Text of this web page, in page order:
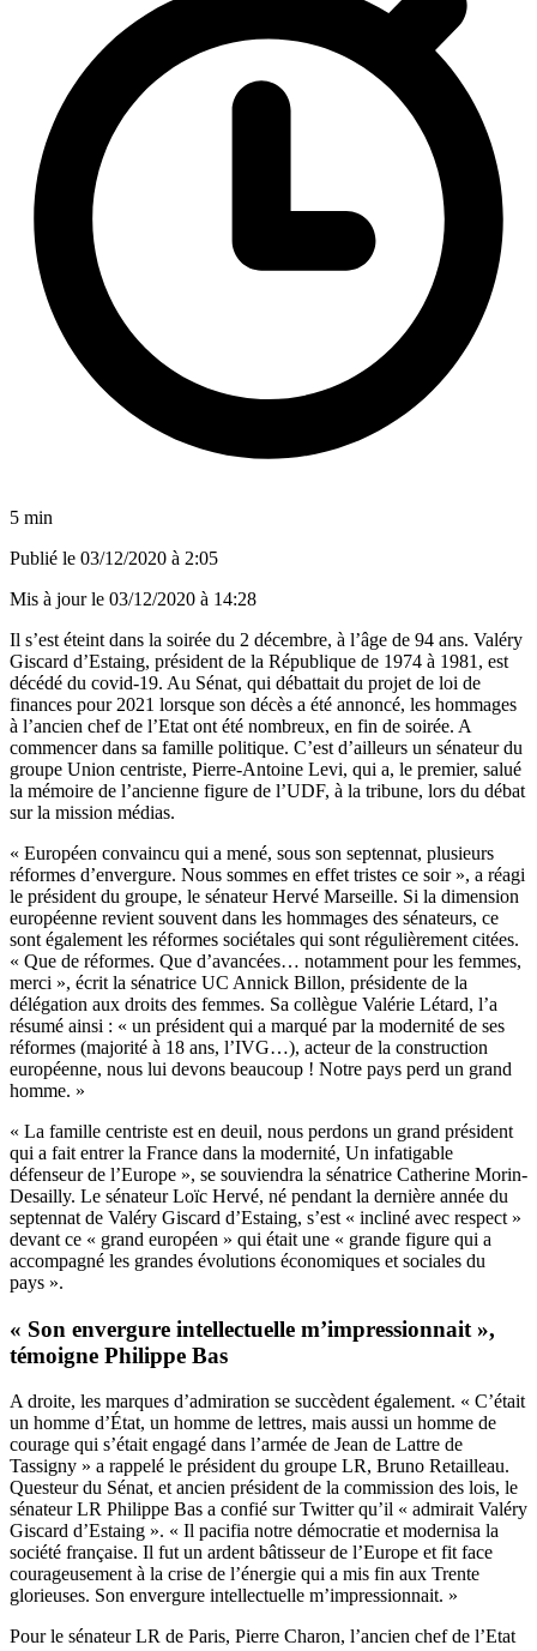
5 min
Publié le 03/12/2020 à 2:05
Mis à jour le 03/12/2020 à 14:28
Il s’est éteint dans la soirée du 2 décembre, à l’âge de 94 ans. Valéry
Giscard d’Estaing, président de la République de 1974 à 1981, est
décédé du covid-19. Au Sénat, qui débattait du projet de loi de
finances pour 2021 lorsque son décès a été annoncé, les hommages
à l’ancien chef de l’Etat ont été nombreux, en fin de soirée. A
commencer dans sa famille politique. C’est d’ailleurs un sénateur du
groupe Union centriste, Pierre-Antoine Levi, qui a, le premier, salué
la mémoire de l’ancienne figure de l’UDF, à la tribune, lors du débat
sur la mission médias.
« Européen convaincu qui a mené, sous son septennat, plusieurs
réformes d’envergure. Nous sommes en effet tristes ce soir », a réagi
le président du groupe, le sénateur Hervé Marseille. Si la dimension
européenne revient souvent dans les hommages des sénateurs, ce
sont également les réformes sociétales qui sont régulièrement citées.
« Que de réformes. Que d’avancées… notamment pour les femmes,
merci », écrit la sénatrice UC Annick Billon, présidente de la
délégation aux droits des femmes. Sa collègue Valérie Létard, l’a
résumé ainsi : « un président qui a marqué par la modernité de ses
réformes (majorité à 18 ans, l’IVG…), acteur de la construction
européenne, nous lui devons beaucoup ! Notre pays perd un grand
homme. »
« La famille centriste est en deuil, nous perdons un grand président
qui a fait entrer la France dans la modernité, Un infatigable
défenseur de l’Europe », se souviendra la sénatrice Catherine Morin-
Desailly. Le sénateur Loïc Hervé, né pendant la dernière année du
septennat de Valéry Giscard d’Estaing, s’est « incliné avec respect »
devant ce « grand européen » qui était une « grande figure qui a
accompagné les grandes évolutions économiques et sociales du
pays ».
« Son envergure intellectuelle m’impressionnait »,
témoigne Philippe Bas
A droite, les marques d’admiration se succèdent également. « C’était
un homme d’État, un homme de lettres, mais aussi un homme de
courage qui s’était engagé dans l’armée de Jean de Lattre de
Tassigny » a rappelé le président du groupe LR, Bruno Retailleau.
Questeur du Sénat, et ancien président de la commission des lois, le
sénateur LR Philippe Bas a confié sur Twitterqu’il « admirait Valéry
Giscard d’Estaing ». « Il pacifia notre démocratie et modernisa la
société française. Il fut un ardent bâtisseur de l’Europe et fit face
courageusement à la crise de l’énergie qui a mis fin aux Trente
glorieuses. Son envergure intellectuelle m’impressionnait. »
Pour le sénateur LR de Paris, Pierre Charon, l’ancien chef de l’Etat